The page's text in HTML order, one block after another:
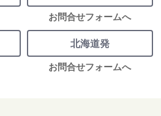
お問合せフォームへ
北海道発
お問合せフォームへ